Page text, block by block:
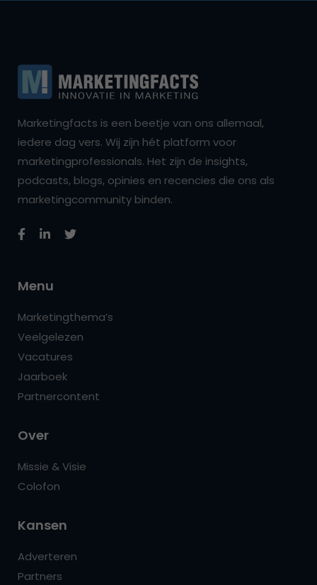
Marketingfacts is een beetje van ons allemaal,
iedere dag vers. Wij zijn hét platform voor
marketingprofessionals. Het zijn de insights,
podcasts, blogs, opinies en recencies die ons als
marketingcommunity binden.
Menu
Marketingthema’s
Veelgelezen
Vacatures
Jaarboek
Partnercontent
Over
Missie & Visie
Colofon
Kansen
Adverteren
Partners